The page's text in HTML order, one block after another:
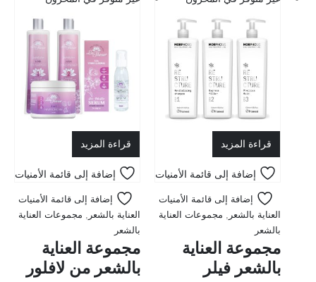
قراءة المزيد
إضافة إلى قائمة الأمنيات
إضافة إلى قائمة الأمنيات
العناية بالشعر , مجموعات العناية
بالشعر
مجموعة العناية
بالشعر فيلر
قراءة المزيد
إضافة إلى قائمة الأمنيات
إضافة إلى قائمة الأمنيات
العناية بالشعر , مجموعات العناية
بالشعر
مجموعة العناية
بالشعر من لافلور